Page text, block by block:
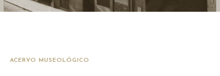
ACERVO MUSEOLÓGICO